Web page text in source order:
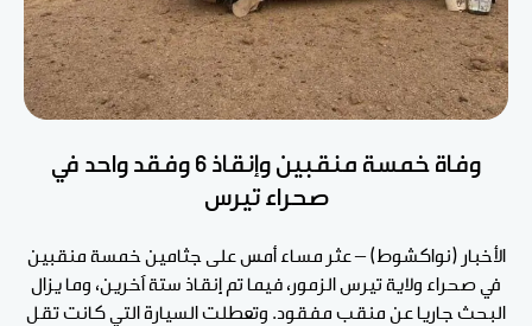
وفاة خمسة منقبين وإنقاذ 6 وفقد واحد في
صحراء تيرس
الأخبار (نواكشوط) – عثر مساء أمس على جثامين خمسة منقبين
في صحراء ولاية تيرس الزمور، فيما تم إنقاذ ستة آخرين، وما يزال
البحث جاريا عن منقب مفقود. وتعطلت السيارة التي كانت تقل